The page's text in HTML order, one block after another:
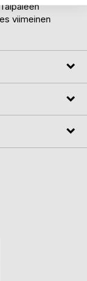
viimeinen